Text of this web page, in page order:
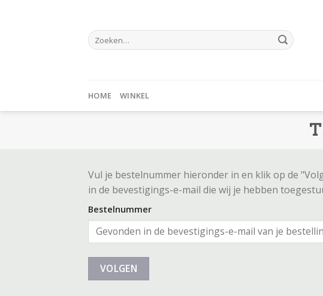
Zoeken
naar:
HOME WINKEL
Vul je bestelnummer hieronder in en klik op de
in de bevestigings-e-mail die wij je hebben
Bestelnummer
VOLGEN